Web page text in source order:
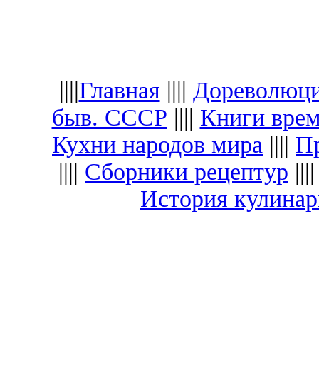
||||Главная ||||
быв. СССР |||| Книги
Кухни народов мира ||||
|||| Сборники рецептур
История